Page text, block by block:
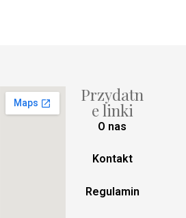
Przydatn
e linki
O nas
Kontakt
Regulamin